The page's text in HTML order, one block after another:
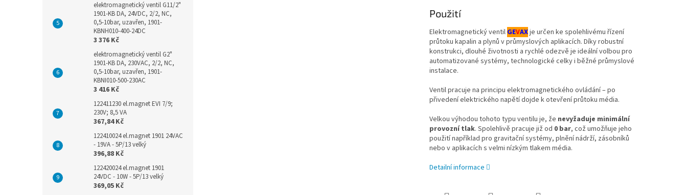
elektromagnetický ventil G11/2"
1901-KB DA, 24VDC, 2/2, NC,
0,5-10bar, uzavřen, 1901-
KBNH010-400-24DC
3 376 Kč
elektromagnetický ventil G2"
1901-KB DA, 230VAC, 2/2, NC,
0,5-10bar, uzavřen, 1901-
KBNI010-500-230AC
3 416 Kč
122411230 el.magnet EVI 7/9;
230V; 8,5 VA
367,84 Kč
122410024 el.magnet 1901 24VAC
- 19VA - 5P/13 velký
396,88 Kč
122420024 el.magnet 1901
24VDC - 10W - 5P/13 velký
369,05 Kč
Použití
Elektromagnetický ventil GEVAXje určen ke spolehlivému řízení
průtoku kapalin a plynů v průmyslových aplikacích. Díky robustní
konstrukci, dlouhé životnosti a rychlé odezvě je ideální volbou pro
automatizované systémy, technologické celky i běžné průmyslové
instalace.
Ventil pracuje na principu elektromagnetického ovládání – po
přivedení elektrického napětí dojde k otevření průtoku média.
Velkou výhodou tohoto typu ventilu je, že nevyžaduje minimální
provozní tlak. Spolehlivě pracuje již od 0 bar, což umožňuje jeho
použití například pro gravitační systémy, plnění nádrží, zásobníků
nebo v aplikacích s velmi nízkým tlakem média.
Detailní informace